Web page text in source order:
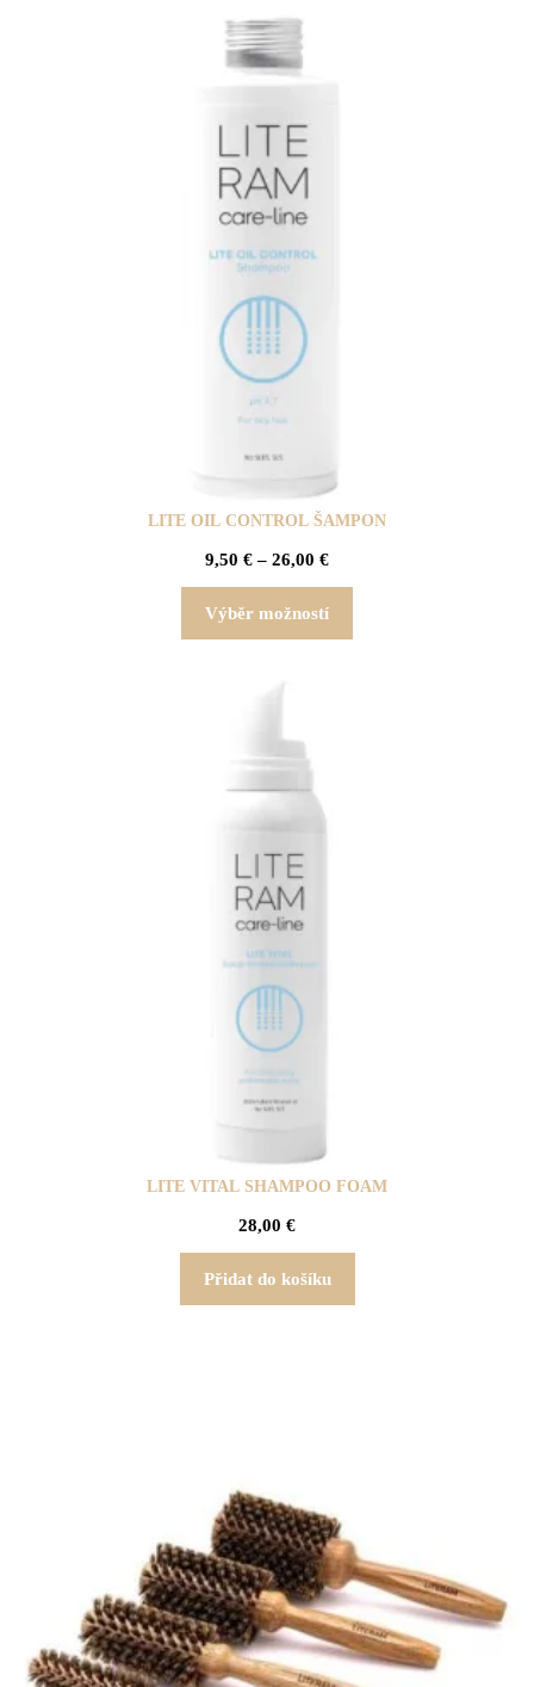
LITE OIL CONTROL ŠAMPON
9,50 € – 26,00 €
Výběr možností
LITE VITAL SHAMPOO FOAM
28,00 €
Přidat do košíku